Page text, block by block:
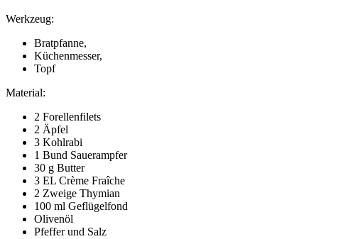
Werkzeug:
Bratpfanne,
Küchenmesser,
Topf
Material:
2 Forellenfilets
2 Äpfel
3 Kohlrabi
1 Bund Sauerampfer
30 g Butter
3 EL Crème Fraîche
2 Zweige Thymian
100 ml Geflügelfond
Olivenöl
Pfeffer und Salz